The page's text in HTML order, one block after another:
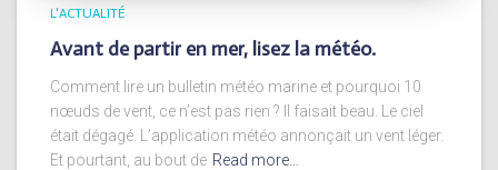
L'ACTUALITÉ
Avant de partir en mer, lisez la météo.
Comment lire un bulletin météo marine et pourquoi 10
nœuds de vent, ce n’est pas rien ? Il faisait beau. Le ciel
était dégagé. L’application météo annonçait un vent léger.
Et pourtant, au bout de Read more…